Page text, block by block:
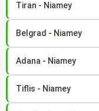
Tiran - Niamey
Belgrad - Niamey
Adana - Niamey
Tiflis - Niamey